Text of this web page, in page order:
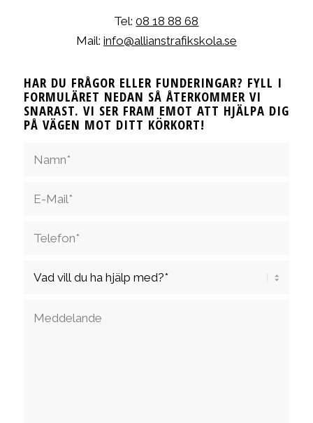
Tel:08 18 88 68
Mail: info@allianstrafikskola.se
HAR DU FRÅGOR ELLER FUNDERINGAR? FYLL I
FORMULÄRET NEDAN SÅ ÅTERKOMMER VI
SNARAST. VI SER FRAM EMOT ATT HJÄLPA DIG
PÅ VÄGEN MOT DITT KÖRKORT!